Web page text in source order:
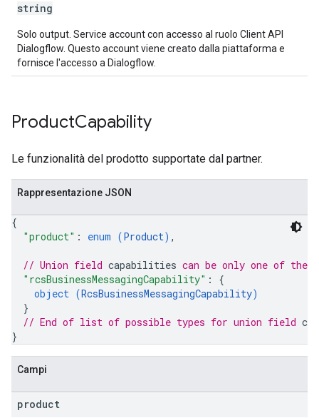
string
Solo output. Service account con accesso al ruolo Client API
Dialogflow. Questo account viene creato dalla piattaforma e
fornisce l'accesso a Dialogflow.
ProductCapability
Le funzionalità del prodotto supportate dal partner.
Rappresentazione JSON
{
"product" : enum (Product) ,
// Union field capabilities can be only one of the
"rcsBusinessMessagingCapability" : {
object (RcsBusinessMessagingCapability)
}
// End of list of possible types for union field
}
Campi
product